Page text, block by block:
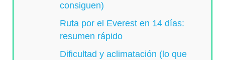
consiguen)
Ruta por el Everest en 14 días:
resumen rápido
Dificultad y aclimatación (lo que